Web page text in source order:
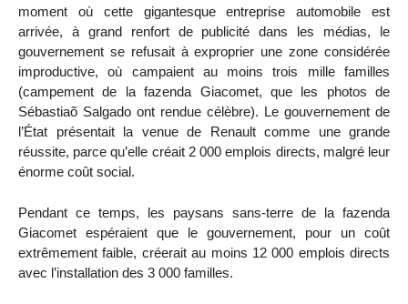
moment où cette gigantesque entreprise automobile est
arrivée, à grand renfort de publicité dans les médias, le
gouvernement se refusait à exproprier une zone considérée
improductive, où campaient au moins trois mille familles
(campement de la fazenda Giacomet, que les photos de
Sébastiaõ Salgado ont rendue célèbre). Le gouvernement de
l’État présentait la venue de Renault comme une grande
réussite, parce qu’elle créait 2 000 emplois directs, malgré leur
énorme coût social.
Pendant ce temps, les paysans sans-terre de la fazenda
Giacomet espéraient que le gouvernement, pour un coût
extrêmement faible, créerait au moins 12 000 emplois directs
avec l’installation des 3 000 familles.